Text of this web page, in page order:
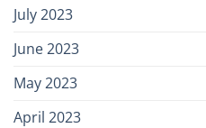
July 2023
June 2023
May 2023
April 2023